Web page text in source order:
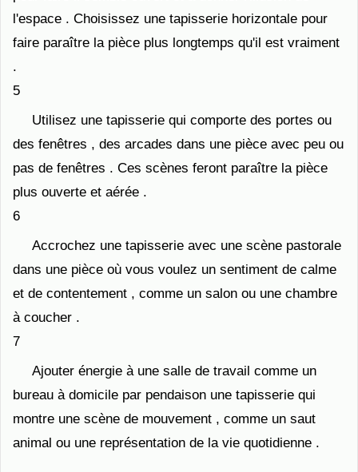
l'espace . Choisissez une tapisserie horizontale pour
faire paraître la pièce plus longtemps qu'il est vraiment
.
5
Utilisez une tapisserie qui comporte des portes ou
des fenêtres , des arcades dans une pièce avec peu ou
pas de fenêtres . Ces scènes feront paraître la pièce
plus ouverte et aérée .
6
Accrochez une tapisserie avec une scène pastorale
dans une pièce où vous voulez un sentiment de calme
et de contentement , comme un salon ou une chambre
à coucher .
7
Ajouter énergie à une salle de travail comme un
bureau à domicile par pendaison une tapisserie qui
montre une scène de mouvement , comme un saut
animal ou une représentation de la vie quotidienne .